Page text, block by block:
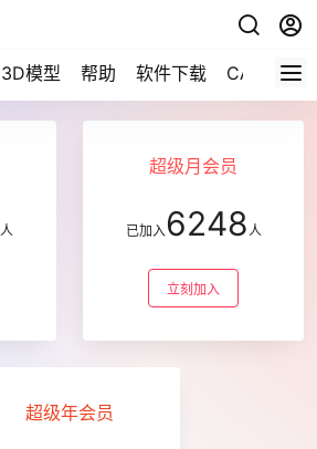
3D模型 帮助 软件下载 CAD资料
人
超级月会员
已加入6248人
立刻加入
超级年会员